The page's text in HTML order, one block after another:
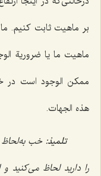
بر ماهیت ثابت کنیم.
ماهیت ما یا ضروریة
ممکن الوجود است در
هذه الجهات.
تلمیذ:خب
را دارید لحاظ